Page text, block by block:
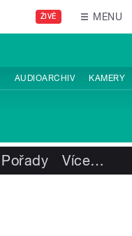
ŽIVĚ MENU
AUDIOARCHIV KAMERY
Pořady Více…